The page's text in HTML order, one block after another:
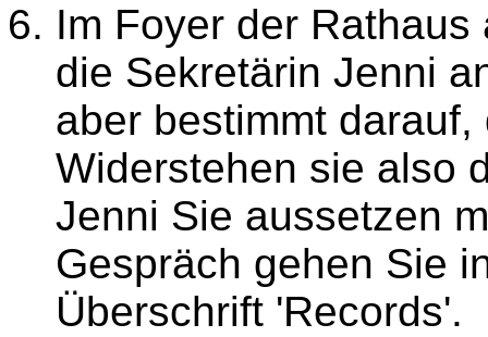
Im Foyer der
die Sekretärin Jenni
aber bestimmt
Widerstehen sie also
Jenni Sie aussetzen
Gespräch gehen Sie
Überschrift 'Records'.